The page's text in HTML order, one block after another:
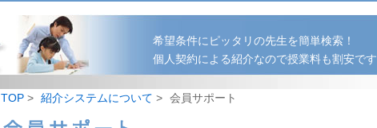
希望条件にピッタリの先生を簡単検索！
個人契約による紹介なので授業料も割安です
TOP > 紹介システムについて > 会員サポート